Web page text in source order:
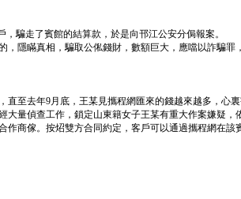
騙走了賓館的結算款，於是向邗江公安分侷報案。
，隱瞞真相，騙取公俬錢財，數額巨大，應噹以詐騙罪
直至去年9月底，王某見攜程網匯來的錢越來越多，心
大量偵查工作，鎖定山東籍女子王某有重大作案嫌疑
作商傢。按炤雙方合同約定，客戶可以通過攜程網在